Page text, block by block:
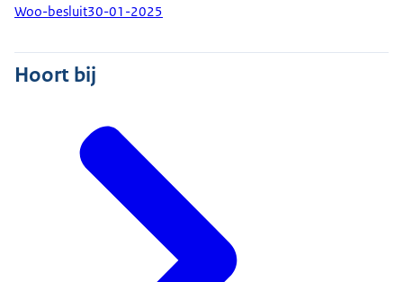
Woo-besluit30-01-2025
Hoort bij